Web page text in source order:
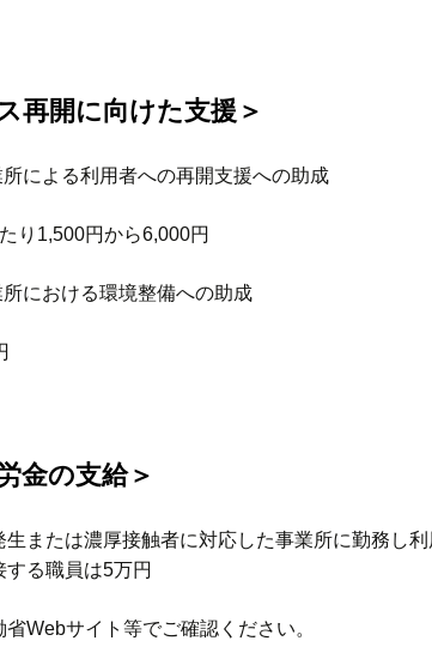
再開に向けた支援＞
による利用者への再開支援への助成
り1,500円から6,000円
における環境整備への助成
金の支給＞
生または濃厚接触者に対応した事業所に勤務し
る職員は5万円
Webサイト等でご確認ください。